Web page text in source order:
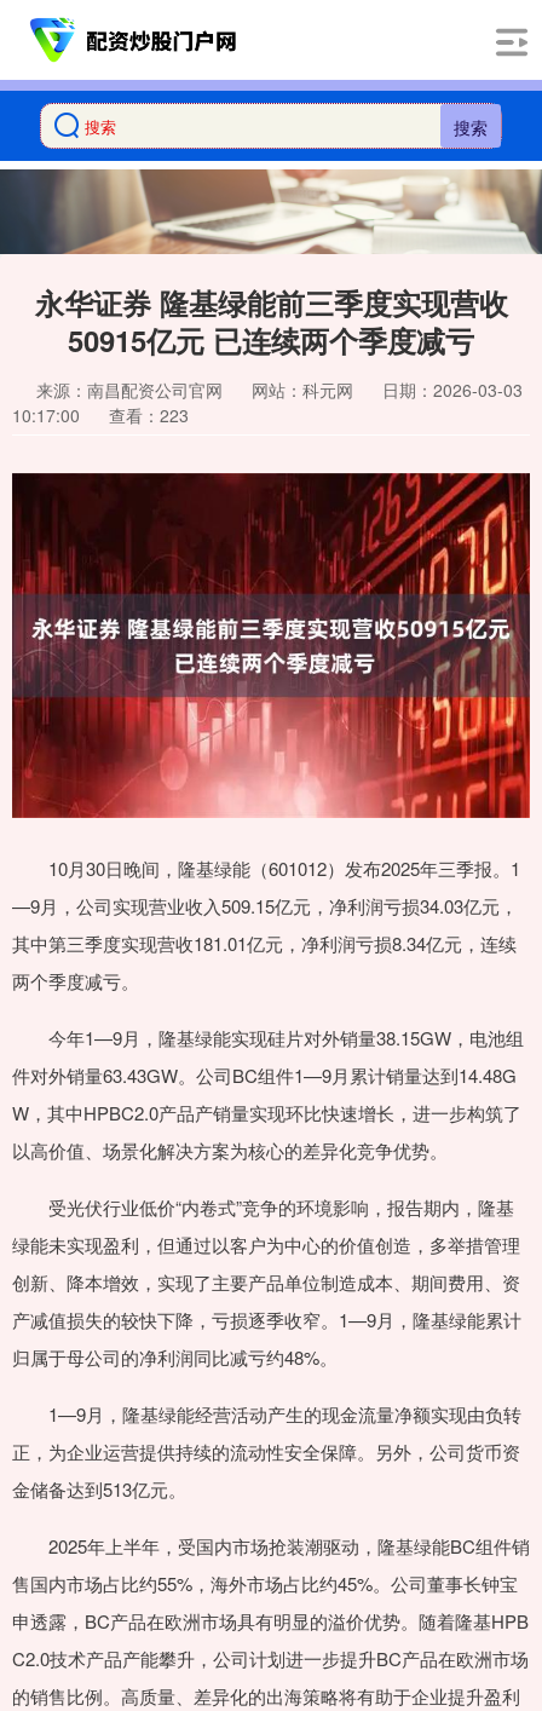
搜索
永华证券 隆基绿能前三季度实现营收
50915亿元 已连续两个季度减亏
来源：南昌配资公司官网 网站：科元网
日期：2026-03-03
10:17:00
查看：223
10月30日晚间，隆基绿能（601012）发布2025年三季报。1
—9月，公司实现营业收入509.15亿元，净利润亏损34.03亿元，
其中第三季度实现营收181.01亿元，净利润亏损8.34亿元，连续
两个季度减亏。
今年1—9月，隆基绿能实现硅片对外销量38.15GW，电池组
件对外销量63.43GW。公司BC组件1—9月累计销量达到14.48G
W，其中HPBC2.0产品产销量实现环比快速增长，进一步构筑了
以高价值、场景化解决方案为核心的差异化竞争优势。
受光伏行业低价“内卷式”竞争的环境影响，报告期内，隆基
绿能未实现盈利，但通过以客户为中心的价值创造，多举措管理
创新、降本增效，实现了主要产品单位制造成本、期间费用、资
产减值损失的较快下降，亏损逐季收窄。1—9月，隆基绿能累计
归属于母公司的净利润同比减亏约48%。
1—9月，隆基绿能经营活动产生的现金流量净额实现由负转
正，为企业运营提供持续的流动性安全保障。另外，公司货币资
金储备达到513亿元。
2025年上半年，受国内市场抢装潮驱动，隆基绿能BC组件销
售国内市场占比约55%，海外市场占比约45%。公司董事长钟宝
申透露，BC产品在欧洲市场具有明显的溢价优势。随着隆基HPB
C2.0技术产品产能攀升，公司计划进一步提升BC产品在欧洲市场
的销售比例。高质量、差异化的出海策略将有助于企业提升盈利